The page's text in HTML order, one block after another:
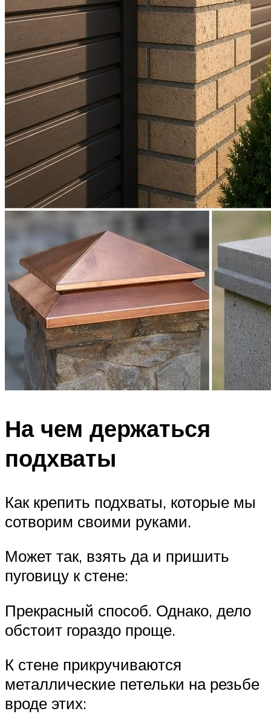
На чем держаться
подхваты
Как крепить подхваты, которые мы
сотворим своими руками.
Может так, взять да и пришить
пуговицу к стене:
Прекрасный способ. Однако, дело
обстоит гораздо проще.
К стене прикручиваются
металлические петельки на резьбе
вроде этих: